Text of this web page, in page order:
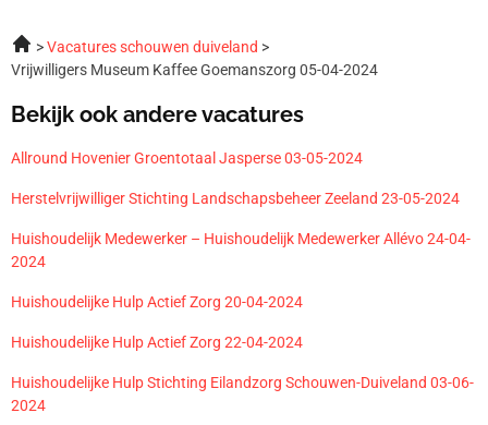
Vacatures schouwen duiveland
Vrijwilligers Museum Kaffee Goemanszorg 05-04-2024
Bekijk ook andere vacatures
Allround Hovenier Groentotaal Jasperse 03-05-2024
Herstelvrijwilliger Stichting Landschapsbeheer Zeeland 23-05-2024
Huishoudelijk Medewerker – Huishoudelijk Medewerker Allévo 24-04-
2024
Huishoudelijke Hulp Actief Zorg 20-04-2024
Huishoudelijke Hulp Actief Zorg 22-04-2024
Huishoudelijke Hulp Stichting Eilandzorg Schouwen-Duiveland 03-06-
2024